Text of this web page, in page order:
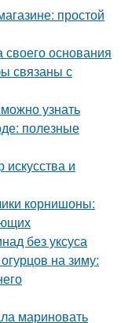
простой
основания
связаны с
узнать
полезные
и
корнишоны:
без уксуса
на зиму:
мариновать